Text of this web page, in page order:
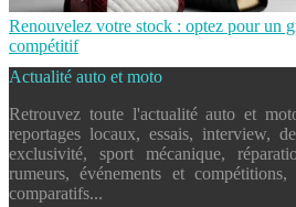
Renouvelez votre stock : optez pour un
compétitif
Actualité auto et moto
Retrouvez toute l'actualité auto et
reportages locaux, essais, interview,
exclusivité, sport mécanique,
rumeurs, événements et
comparatifs...